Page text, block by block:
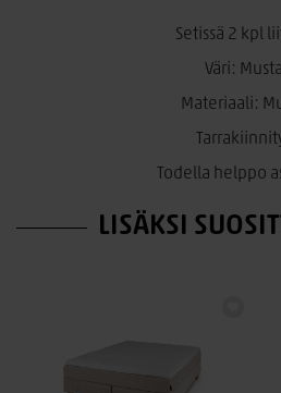
Setissä 2 kpl
Väri: Musta
Materiaali:
Todella helppo
LISÄKSI